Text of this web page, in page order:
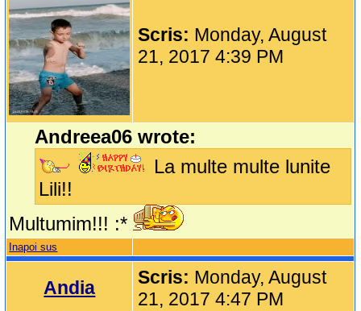
Scris: Monday, August
21, 2017 4:39 PM
Andreea06 wrote:
La multe multe lunite
Lili!!
Multumim!!! :*
Inapoi sus
Andia Scris: Monday, August
21, 2017 4:47 PM